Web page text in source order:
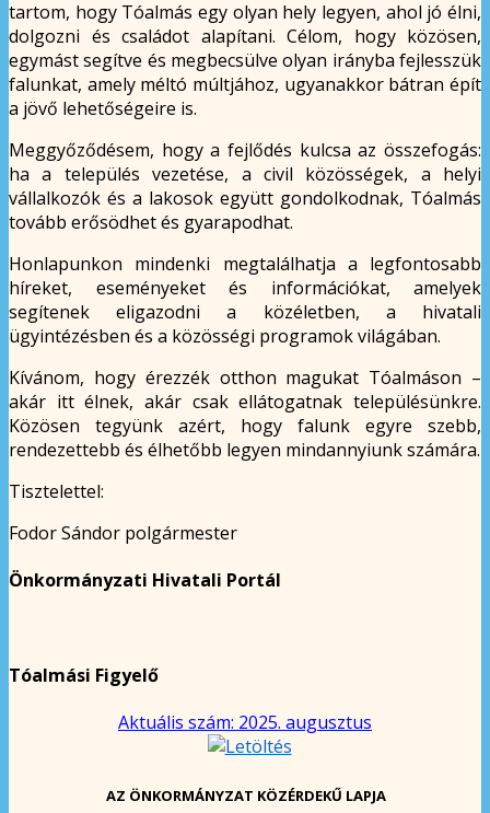
tartom, hogy Tóalmás egy olyan hely legyen, ahol jó élni,
dolgozni és családot alapítani. Célom, hogy közösen,
egymást segítve és megbecsülve olyan irányba fejlesszük
falunkat, amely méltó múltjához, ugyanakkor bátran épít
a jövő lehetőségeire is.
Meggyőződésem, hogy a fejlődés kulcsa az összefogás:
ha a település vezetése, a civil közösségek, a helyi
vállalkozók és a lakosok együtt gondolkodnak, Tóalmás
tovább erősödhet és gyarapodhat.
Honlapunkon mindenki megtalálhatja a legfontosabb
híreket, eseményeket és információkat, amelyek
segítenek eligazodni a közéletben, a hivatali
ügyintézésben és a közösségi programok világában.
Kívánom, hogy érezzék otthon magukat Tóalmáson –
akár itt élnek, akár csak ellátogatnak településünkre.
Közösen tegyünk azért, hogy falunk egyre szebb,
rendezettebb és élhetőbb legyen mindannyiunk számára.
Tisztelettel:
Fodor Sándor polgármester
Önkormányzati Hivatali Portál
Tóalmási Figyelő
Aktuális szám: 2025. augusztus
AZ ÖNKORMÁNYZAT KÖZÉRDEKŰ LAPJA